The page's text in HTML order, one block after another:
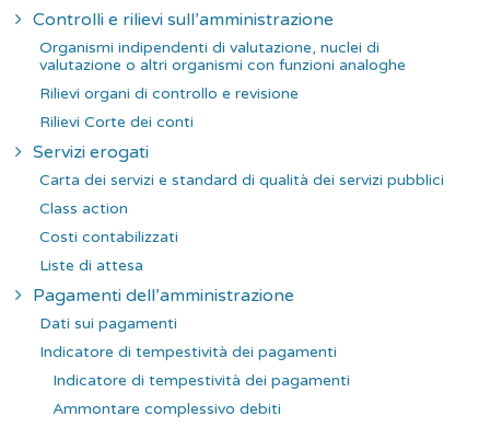
Controlli e rilievi sull’amministrazione
Organismi indipendenti di valutazione, nuclei di
valutazione o altri organismi con funzioni analoghe
Rilievi organi di controllo e revisione
Rilievi Corte dei conti
Servizi erogati
Carta dei servizi e standard di qualità dei servizi pubblici
Class action
Costi contabilizzati
Liste di attesa
Pagamenti dell’amministrazione
Dati sui pagamenti
Indicatore di tempestività dei pagamenti
Indicatore di tempestività dei pagamenti
Ammontare complessivo debiti